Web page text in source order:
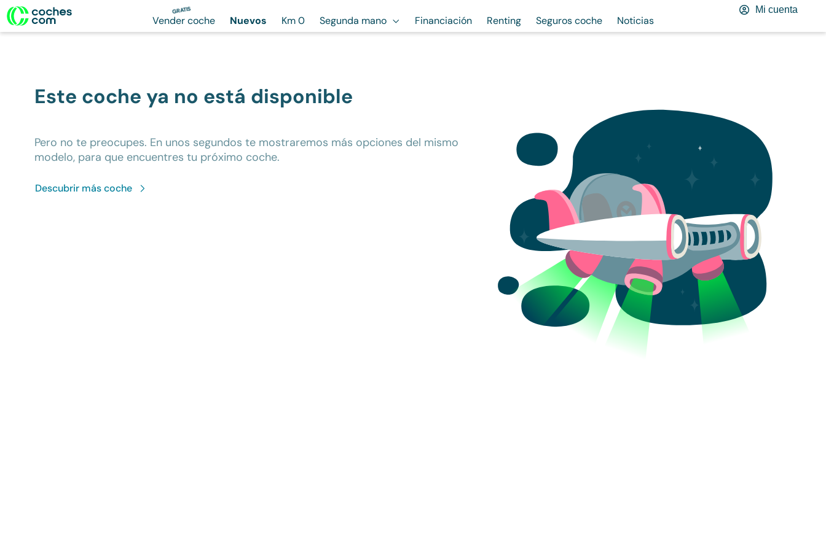
GRATIS
Vender coche Nuevos Km 0 Segunda mano Financiación Renting Seguros coche Noticias
Mi cuenta
Este coche ya no está disponible
Pero no te preocupes. En unos segundos te mostraremos más opciones del mismo
modelo, para que encuentres tu próximo coche.
Descubrir máscoche